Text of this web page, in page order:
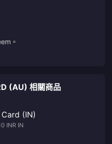
。
(AU) 相關商品
(IN)
INR IN